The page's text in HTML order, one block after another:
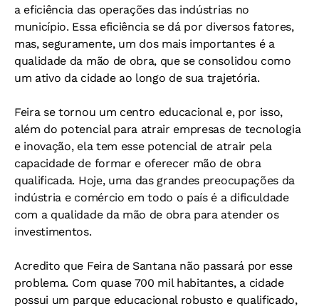
a eficiência das operações das indústrias no
município. Essa eficiência se dá por diversos fatores,
mas, seguramente, um dos mais importantes é a
qualidade da mão de obra, que se consolidou como
um ativo da cidade ao longo de sua trajetória.
Feira se tornou um centro educacional e, por isso,
além do potencial para atrair empresas de tecnologia
e inovação, ela tem esse potencial de atrair pela
capacidade de formar e oferecer mão de obra
qualificada. Hoje, uma das grandes preocupações da
indústria e comércio em todo o país é a dificuldade
com a qualidade da mão de obra para atender os
investimentos.
Acredito que Feira de Santana não passará por esse
problema. Com quase 700 mil habitantes, a cidade
possui um parque educacional robusto e qualificado,